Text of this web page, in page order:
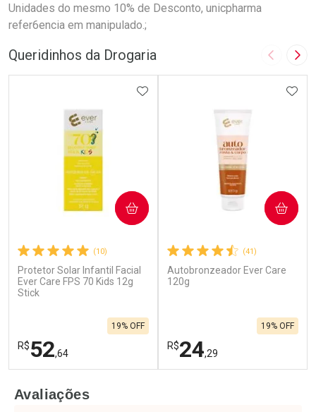
Unidades do mesmo 10% de Desconto, unicpharma
refer6encia em manipulado.;
Queridinhos da Drogaria Imagem
(10)
Protetor Solar Infantil Facial
Ever Care FPS 70 Kids 12g
Stick
R$52,64
19% OFF
ADICIONAR AOS FAVORITOS
COMPRAR
(41)
Autobronzeador Ever Care
120g
R$24,29
19% OFF
COMPRAR
Avaliações